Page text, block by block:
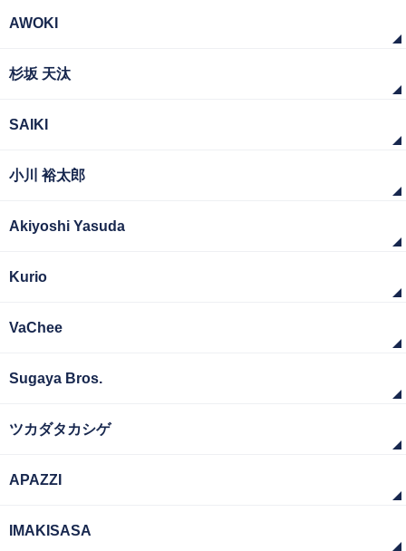
AWOKI
杉坂 天汰
SAIKI
小川 裕太郎
Akiyoshi Yasuda
Kurio
VaChee
Sugaya Bros.
ツカダタカシゲ
APAZZI
IMAKISASA